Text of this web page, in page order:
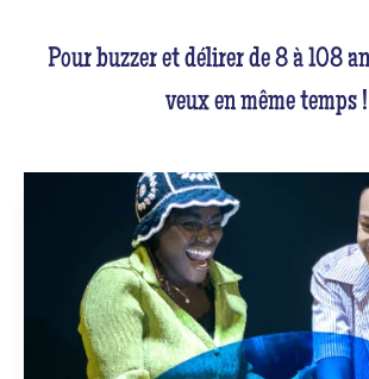
Pour buzzer et délirer de 8 à 108
veux en même temps !